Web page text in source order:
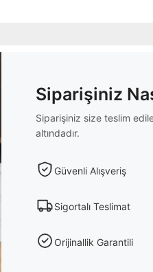
Siparişiniz
Siparişiniz size teslim
altındadır.
Güvenli Alışveriş
Sigortalı Teslimat
Orijinallik Garantili